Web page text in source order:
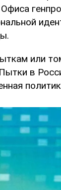
Офиса
или
в